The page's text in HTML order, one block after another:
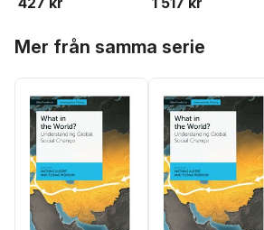
Mer från samma serie